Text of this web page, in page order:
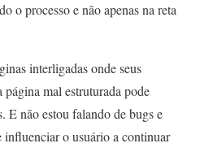
o processo e não apenas na reta
interligadas onde seus
mal estruturada pode
E não estou falando de bugs e
influenciar o usuário a continuar